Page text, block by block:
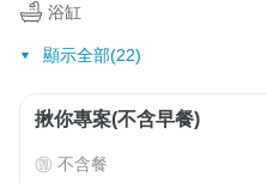
浴缸
顯示全部(22)
揪你專案(不含早餐)
不含餐